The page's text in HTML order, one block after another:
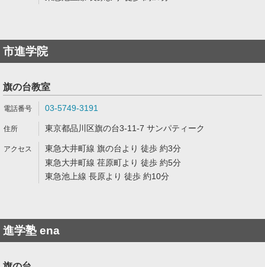
市進学院
旗の台教室
03-5749-3191
東京都品川区旗の台3-11-7 サンパティーク
東急大井町線 旗の台より 徒歩 約3分
東急大井町線 荏原町より 徒歩 約5分
東急池上線 長原より 徒歩 約10分
進学塾 ena